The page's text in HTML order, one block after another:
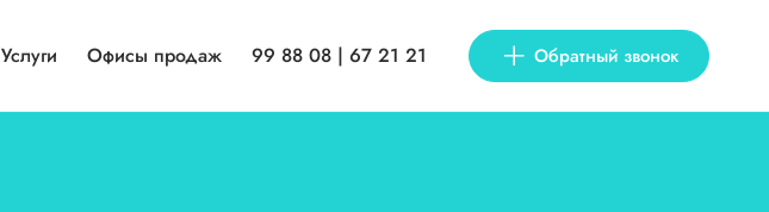
Услуги Офисы продаж 99 88 08 | 67 21 21 Обратный звонок